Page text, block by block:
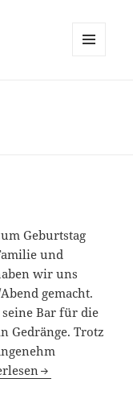
Geburtstag
und
wir uns
gemacht.
Bar für die
Gedränge. Trotz